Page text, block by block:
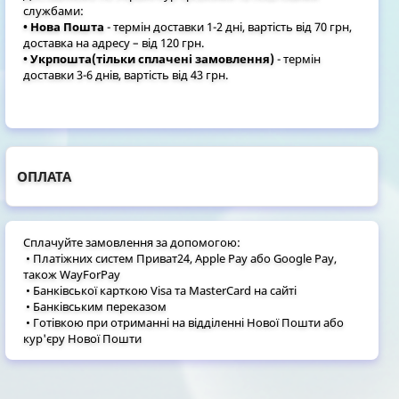
службами:
• Нова Пошта - термін доставки 1-2 дні, вартість від 70 грн,
доставка на адресу – від 120 грн.
• Укрпошта(тільки сплачені замовлення)- термін
доставки 3-6 днів, вартість від 43 грн.
ОПЛАТА
Сплачуйте замовлення за допомогою:
• Платіжних систем Приват24, Apple Pay або Google Pay,
також WayForPay
• Банківської карткою Visa та MasterCard на сайті
• Банківським переказом
• Готівкою при отриманні на відділенні Нової Пошти або
кур'єру Нової Пошти